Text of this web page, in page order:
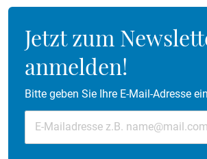
Jetzt zum
anmelden!
Bitte geben Sie Ihre E-Mail-Adresse